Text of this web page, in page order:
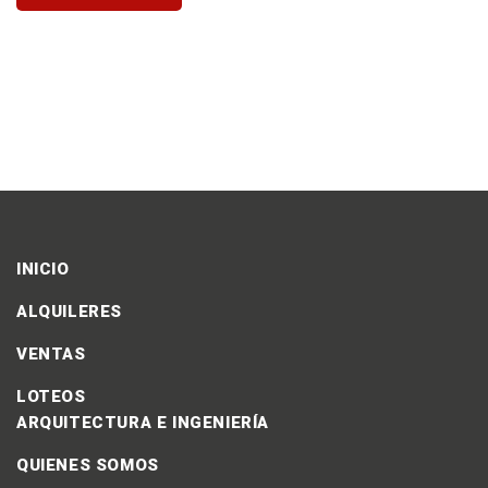
INICIO
ALQUILERES
VENTAS
LOTEOS
ARQUITECTURA E INGENIERÍA
QUIENES SOMOS